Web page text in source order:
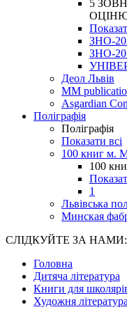
5
ЗНО-
ЗНО-
Деол Львів
MM
Asgardian
Поліграфія
Поліграфія
Показати всі
100 книг м.
100
1
Львівська
Минская
СЛІДКУЙТЕ ЗА НАМИ:
Головна
Дитяча література
Книги для
Художня література